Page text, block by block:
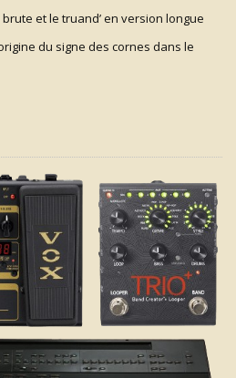
brute et le truand’ en version longue
du signe des cornes dans le